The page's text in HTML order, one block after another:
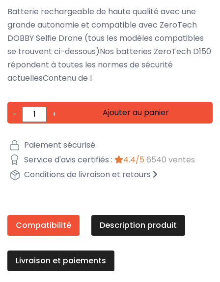
Batterie rechargeable de haute qualité avec une
grande autonomie et compatible avec ZeroTech
DOBBY Selfie Drone (tous les modèles compatibles
se trouvent ci-dessous)Nos batteries ZeroTech D150
répondent à toutes les normes de sécurité
actuellesContenu de l
- + Ajouter au panier
Paiement sécurisé
Service d'avis certifiés :
4.4/5 6540 ventes
Conditions de livraison et retours
Compatibilité Description produit
Livraison et paiements